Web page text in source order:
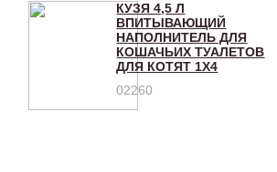
КУЗЯ 4,5 Л
ВПИТЫВАЮЩИЙ
НАПОЛНИТЕЛЬ ДЛЯ
КОШАЧЬИХ ТУАЛЕТОВ
ДЛЯ КОТЯТ 1Х4
02260